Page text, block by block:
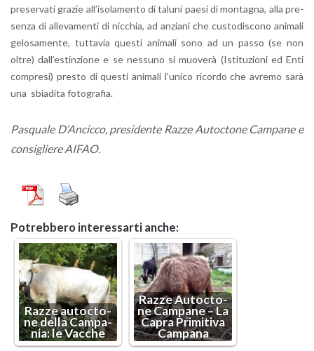
pre­ser­va­ti gra­zie al­l’i­so­la­men­to di ta­lu­ni paesi di mon­ta­gna, alla pre­
sen­za di al­le­va­men­ti di nic­chia, ad an­zia­ni che cu­sto­di­sco­no ani­ma­li
ge­lo­sa­men­te, tut­ta­via que­sti ani­ma­li sono ad un passo (se non
oltre) dal­l’e­stin­zio­ne e se nes­su­no si muo­ve­rà (Isti­tu­zio­ni ed Enti
com­pre­si) pre­sto di que­sti ani­ma­li l’u­ni­co ri­cor­do che avre­mo sarà
una sbia­di­ta fo­to­gra­fia.
Pa­squa­le D’An­cic­co, pre­si­den­te Razze Au­toc­to­ne Cam­pa­ne e
con­si­glie­re AIFAO.
Po­treb­be­ro in­te­res­sar­ti anche:
Razze au­toc­to­
ne della Cam­pa­
nia: le Vac­che
Razze Au­toc­to­
ne Cam­pa­ne – La
Capra Pri­mi­ti­va
Cam­pa­na